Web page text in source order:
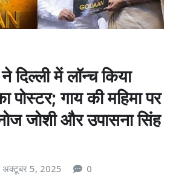
दिल्ली में लॉन्च किया
पोस्टर; गाय की महिमा पर
जोशी और उपासना सिंह
अक्टूबर 5, 2025 0